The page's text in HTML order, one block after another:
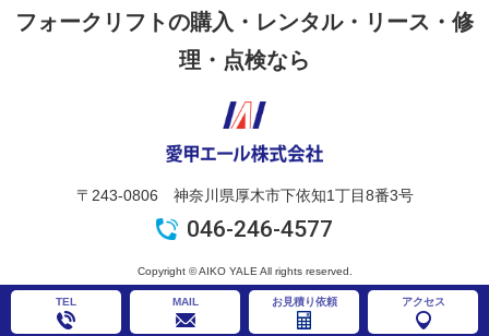
フォークリフトの購入・レンタル・リース・修
理・点検なら
〒243-0806 神奈川県厚木市下依知1丁目8番3号
046-246-4577
Copyright © AIKO YALE All rights reserved.
TEL MAIL お見積り依頼 アクセス